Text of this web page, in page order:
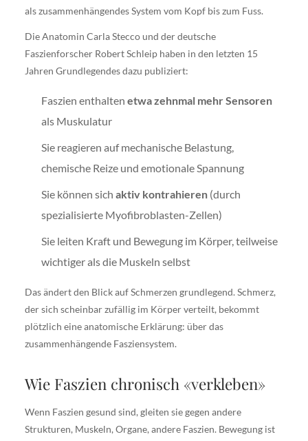
als zusammenhängendes System vom Kopf bis zum Fuss.
Die Anatomin Carla Stecco und der deutsche
Faszienforscher Robert Schleip haben in den letzten 15
Jahren Grundlegendes dazu publiziert:
Faszien enthalten etwa zehnmal mehr Sensoren
als Muskulatur
Sie reagieren auf mechanische Belastung,
chemische Reize und emotionale Spannung
Sie können sich aktiv kontrahieren (durch
spezialisierte Myofibroblasten-Zellen)
Sie leiten Kraft und Bewegung im Körper, teilweise
wichtiger als die Muskeln selbst
Das ändert den Blick auf Schmerzen grundlegend. Schmerz,
der sich scheinbar zufällig im Körper verteilt, bekommt
plötzlich eine anatomische Erklärung: über das
zusammenhängende Fasziensystem.
Wie Faszien chronisch «verkleben»
Wenn Faszien gesund sind, gleiten sie gegen andere
Strukturen, Muskeln, Organe, andere Faszien. Bewegung ist